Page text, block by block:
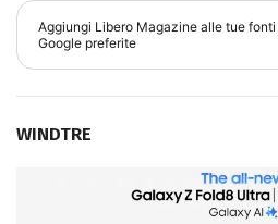
Aggiungi Libero Magazine alle tue fonti
Google preferite
WINDTRE